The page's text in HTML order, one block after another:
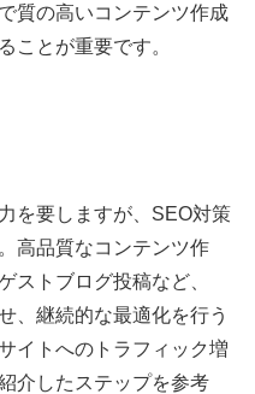
質の高いコンテンツ作成
ことが重要です。
を要しますが、SEO対策
高品質なコンテンツ作
ストブログ投稿など、
、継続的な最適化を行う
イトへのトラフィック増
介したステップを参考